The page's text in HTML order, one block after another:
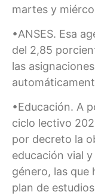
martes y
•ANSES. Esa
del 2,85
las
•Educación. A
ciclo lectivo
por decreto la
educación vial
género, las que
plan de